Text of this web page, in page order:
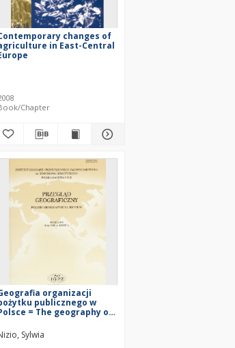
changes of
in East-Central
Chapter
organizacji
publicznego w
= The geography of
in Poland
Sylwia